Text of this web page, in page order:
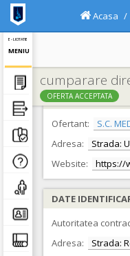
E - LICITATIE
MENIU
Acasa
cumparare
OFERTA ACCEPTATA
DATE
Ofertant:
S.C.
Adresa:
Strada:
Website:
https://
DATE
Autoritatea
Adresa:
Strada: